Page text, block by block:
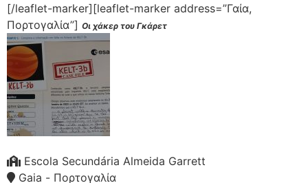
[/leaflet-marker][leaflet-marker address=”Γαία,
Πορτογαλία”] Οι χάκερ του Γκάρετ
Escola Secundária Almeida Garrett
Gaia - Πορτογαλία